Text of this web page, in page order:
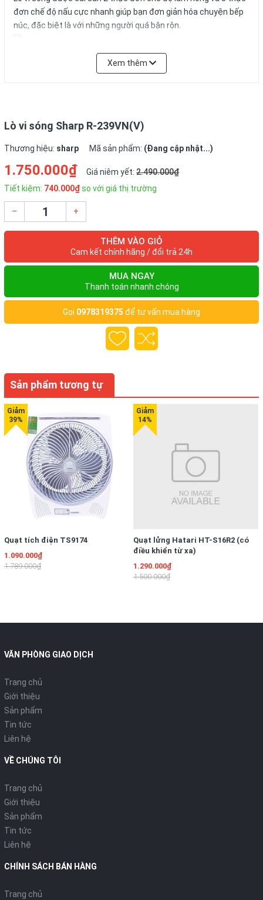
đơn chế độ nấu cực nhanh giúp bạn đơn giản hóa chuyện bếp
núc, đặc biệt là với những người quá bận rộn.
Chức năng hẹn giờ nấu và khóa trẻ em an toàn tiện lợi
Lò được trang bị tính năng hẹn giờ nấu giúp bạn linh động hơn
Trang bị màn hình hiện thị LCD hiện đại
bạn dễ dàng điều chỉnh và lựa chọn chức năng nấu, hâm, rã
đông phù hợp.
Xem thêm
Lò vi sóng Sharp R-239VN(V)
Thương hiệu: sharp Mã sản phẩm: (Đang cập nhật...)
1.750.000₫ Giá niêm yết: 2.490.000₫
Tiết kiệm: 740.000₫so với giá thị trường
– +
THÊM VÀO GIỎ
Cam kết chính hãng / đổi trả 24h
MUA NGAY
Thanh toán nhanh chóng
Gọi 0978319375 để tư vấn mua hàng
Sản phẩm tương tự
Quạt tích điện TS9174
1.090.000₫
1.789.000₫
Quạt lửng Hatari HT-S16R2 (có
điều khiển từ xa)
1.290.000₫
1.500.000₫
VĂN PHÒNG GIAO DỊCH
Trang chủ
Giới thiệu
Sản phẩm
Tin tức
Liên hệ
VỀ CHÚNG TÔI
Trang chủ
Giới thiệu
Sản phẩm
Tin tức
Liên hệ
CHÍNH SÁCH BÁN HÀNG
Trang chủ